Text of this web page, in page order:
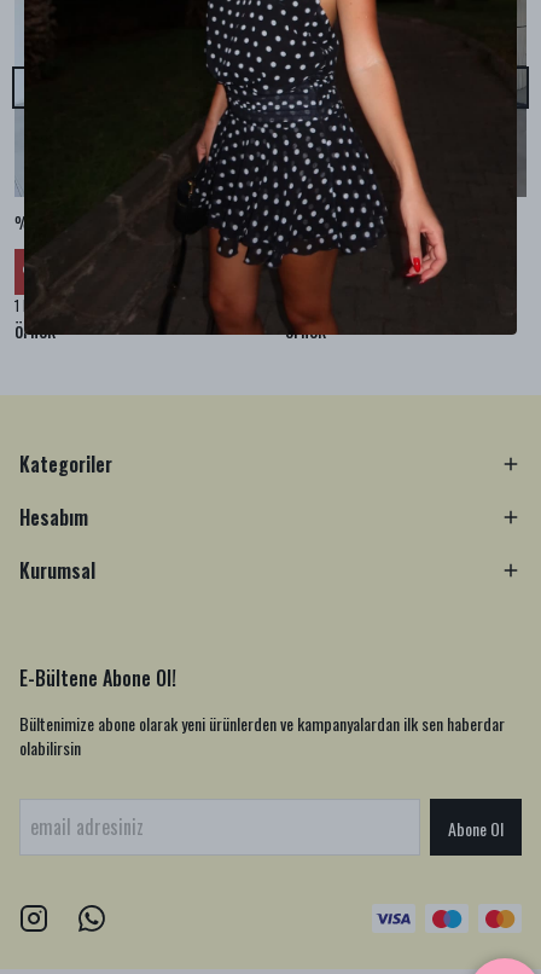
%100 KETEN CEPLİ ŞALVAR PANTOLON - Bej
% ₺ 1,609.99
1 Renk 4 Beden
örnek
%100 KETEN SALAŞ GÖMLEK - Bej
₺ 2,099.99
₺ 1,469.99
örnek
Kategoriler
Hesabım
Kurumsal
E-Bültene Abone Ol!
Bültenimize abone olarak yeni ürünlerden ve kampanyalardan ilk sen haberdar
olabilirsin
Abone Ol